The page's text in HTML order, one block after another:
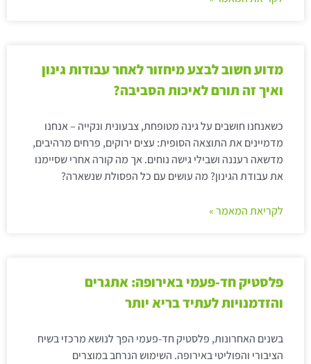
מדוע חשוב לבצע מיחזור לאחר עבודות גינון
ואיך זה תורם לאיכות הסביבה?
כשאנחנו חושבים על גינה מטופחת, צבעונית ונקייה – אנחנו
מדמיינים את התוצאה הסופית: עצים ירוקים, פרחים מרהיבים,
מדשאה רעננה ושבילי גישה נוחים. אך מה קורה אחרי שסיימנו
את עבודת הגינון? מה עושים עם כל הפסולת שנשארה?
לקריאת המאמר »
פלסטיק חד-פעמי באירופה: אתגרים
והזדמנויות לעתיד בריא יותר
בשנים האחרונות, פלסטיק חד-פעמי הפך לנושא מרכזי בשיח
הציבורי והפוליטי באירופה. השימוש הנרחב במוצרים